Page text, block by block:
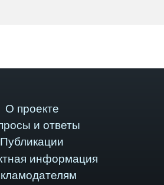
О проекте
и ответы
Публикации
информация